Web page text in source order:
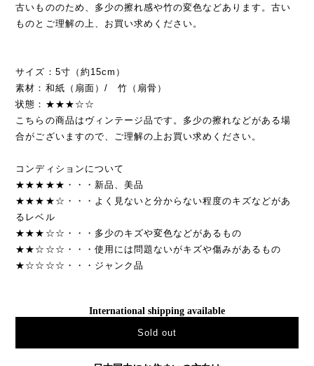
古いもののため、多少の擦れ感や竹の変色などあります。古い
ものとご理解の上、お買い求めください。
サイズ：5寸（約15cm）
素材：和紙（扇面）/ 竹（扇骨）
状態：★★★☆☆
こちらの商品はヴィンテージ品です。多少の擦れなどがある場
合がございますので、ご理解の上お買い求めください。
コンディションについて
★★★★★・・・新品、美品
★★★★☆・・・よく見ないと分からない程度のキズなどがあ
るレベル
★★★☆☆・・・多少のキズや変色などがあるもの
★★☆☆☆・・・使用には問題ないがキズや傷みがあるもの
★☆☆☆☆・・・ジャンク品
International shipping available
Sold out